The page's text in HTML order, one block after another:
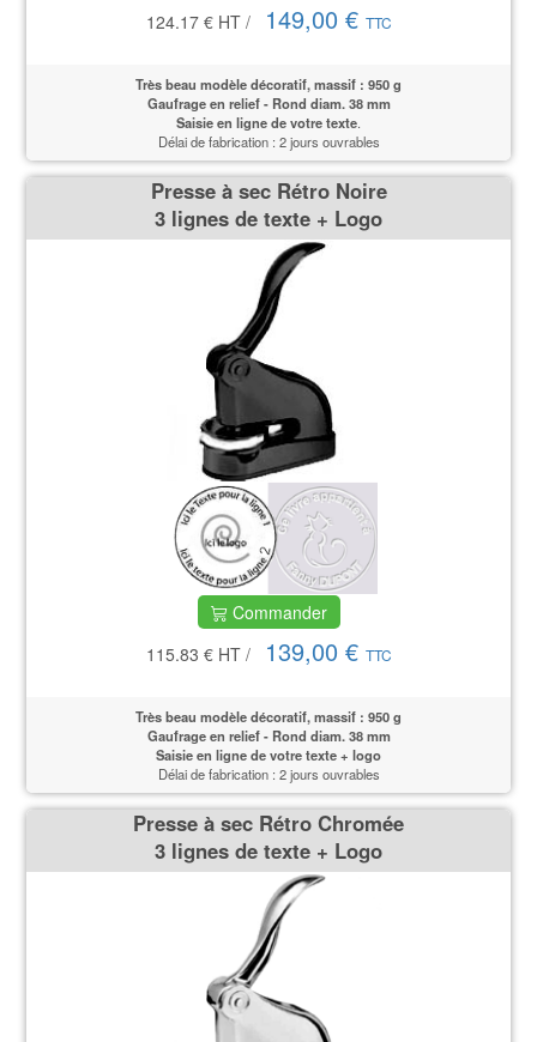
124.17 € HT/ 149,00 € TTC
Très beau modèle décoratif, massif : 950 g
Gaufrage en relief - Rond diam. 38 mm
Saisie en ligne de votre texte.
Délai de fabrication : 2 jours ouvrables
Presse à sec Rétro Noire
3 lignes de texte + Logo
Commander
115.83 € HT/ 139,00 € TTC
Très beau modèle décoratif, massif : 950 g
Gaufrage en relief - Rond diam. 38 mm
Saisie en ligne de votre texte + logo
Délai de fabrication : 2 jours ouvrables
Presse à sec Rétro Chromée
3 lignes de texte + Logo